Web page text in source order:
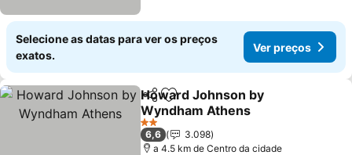
Selecione as datas para ver os preços
exatos.
Ver preços
PartilharAdicionar aos favoritos
Howard Johnson by
Wyndham Athens
2 Estrelas
6,6
3.098
a 4.5 km de Centro da cidade